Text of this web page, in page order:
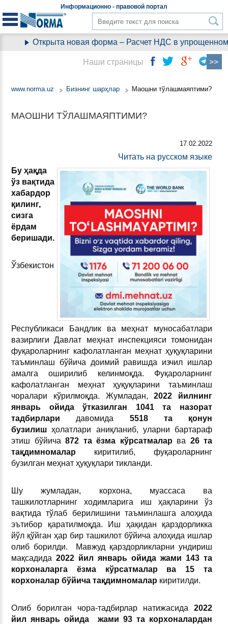
Информационно - правовой портал
Открыта новая форма – Расчет НДС в упрощенном
www.norma.uz Бизнинг шарҳлар Маошни тўлашмаяптими?
МАОШНИ ТЎЛАШМАЯПТИМИ?
17.02.2022
Читать на русском языке
Бу ҳақда
ўз вақтида
хабардор
қилинг,
сизга
ёрдам
беришади.
Ўзбекистон
Республикаси Бандлик ва меҳнат муносабатлари
вазирлиги Давлат меҳнат инспекцияси томонидан
фуқароларнинг кафолатланган меҳнат ҳуқуқларини
таъминлаш бўйича доимий равишда изчил ишлар
амалга оширилиб келинмоқда. Фуқароларнинг
кафолатланган меҳнат ҳуқуқларини таъминлаш
чоралари кўрилмоқда. Жумладан,2022
йилнинг
январь ойида ўтказилган 1041 та назорат
тадбирлари давомида 5518 та қонун
бузилиш ҳолатлари аниқланиб, уларни бартараф
этиш бўйича 872 та ёзма кўрсатмалар ва 26 та
тақдимномалар киритилиб, фуқароларнинг
бузилган меҳнат ҳуқуқлари тикланди.
Шу жумладан, корхона, муассаса ва
ташкилотларнинг ходимларига иш ҳақларини ўз
вақтида тўлаб берилишини таъминлашга алоҳида
эътибор қаратилмоқда. Иш ҳақидан қарздорликка
йўл қўйган ҳар бир ташкилот бўйича алоҳида ишлар
олиб борилди. Мавжуд қарздорликларни ундириш
мақсадида2022 йил январь ойида жами 143 та
корхоналарга ёзма кўрсатмалар ва 15 та
корхоналар бўйича тақдимномалар киритилди.
Олиб борилган чора-тадбирлар натижасида 2022
йил январь ойида жами 93 та корхоналардан
Наши страницы